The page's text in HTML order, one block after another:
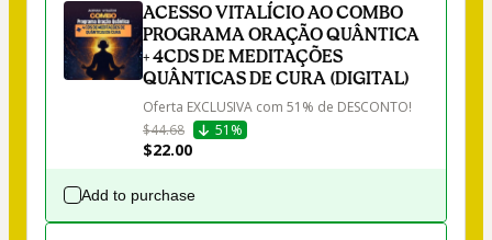
ACESSO VITALÍCIO AO COMBO
PROGRAMA ORAÇÃO QUÂNTICA
+ 4CDS DE MEDITAÇÕES
QUÂNTICAS DE CURA (DIGITAL)
Oferta EXCLUSIVA com 51% de DESCONTO!
$44.68
51%
$22.00
Add to purchase